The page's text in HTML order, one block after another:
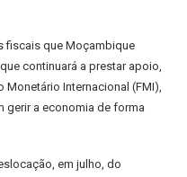
fiscais que Moçambique
continuará a prestar apoio,
Internacional (FMI),
gerir a economia de forma
em julho, do